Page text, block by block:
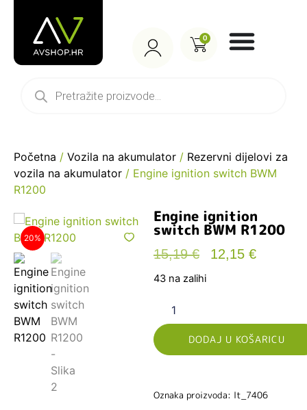
0
Početna / Vozila na akumulator / Rezervni dijelovi za
vozila na akumulator / Engine ignition switch BWM
R1200
20%
Engine ignition
switch BWM R1200
15,19€ 12,15 €
43 na zalihi
DODAJ U KOŠARICU
Oznaka proizvoda: lt_7406